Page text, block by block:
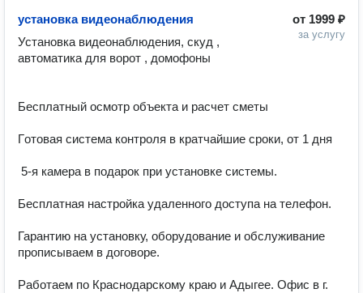
от 1999 ₽
за услугу
установка видеонаблюдения
Установка видеонаблюдения, скуд ,
автоматика для ворот , домофоны
Бесплатный осмотр объекта и расчет сметы
Гoтoвая cиcтемa контроля в кратчайшие сроки, от 1 дня
Бесплатная настройка удаленного доступа на телефон.
Гарантию на установку, оборудование и обслуживание
прописываем в договоре.
Работаем по Краснодарскому краю и Адыгее. Офис в г.